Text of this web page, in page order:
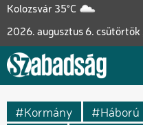
Ugrás
tartalomra
Kolozsvár 35°C
2026. augusztus 6. csütörtök
Kormány Háború